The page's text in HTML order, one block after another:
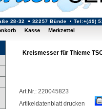
28-32 32257 Bünde Tel:+(49)
Kasse Merkzettel
Kreismesser für Thieme
Art.Nr.: 220045823
Artikeldatenblatt drucken